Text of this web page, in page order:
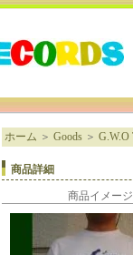
ホーム ＞ Goods＞ G.W.O
商品詳細
商品イメージ